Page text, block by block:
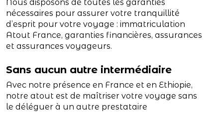
Nous disposons de toutes les garanties
nécessaires pour assurer votre tranquillité
d’esprit pour votre voyage : immatriculation
Atout France, garanties financières, assurances
et assurances voyageurs.
Sans aucun autre intermédiaire
Avec notre présence en France et en Ethiopie,
notre atout est de maîtriser votre voyage sans
le déléguer à un autre prestataire